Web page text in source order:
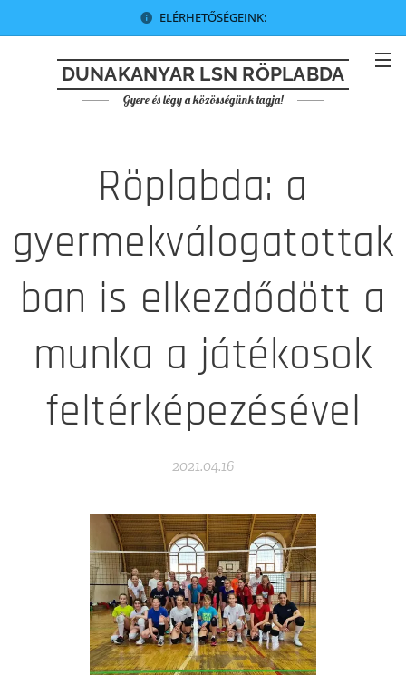
ELÉRHETŐSÉGEINK:
DUNAKANYAR LSN RÖPLABDA
Gyere és légy a közösségünk tagja!
Röplabda: a
gyermekválogatottak
ban is elkezdődött a
munka a játékosok
feltérképezésével
2021.04.16